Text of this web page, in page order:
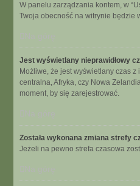
W panelu zarządzania kontem, w
Twoja obecność na witrynie będzie
Jest wyświetlany nieprawidłowy
Możliwe, że jest wyświetlany czas
centralna, Afryka, czy Nowa
moment, by się zarejestrować.
Została wykonana zmiana strefy
Jeżeli na pewno strefa czasowa